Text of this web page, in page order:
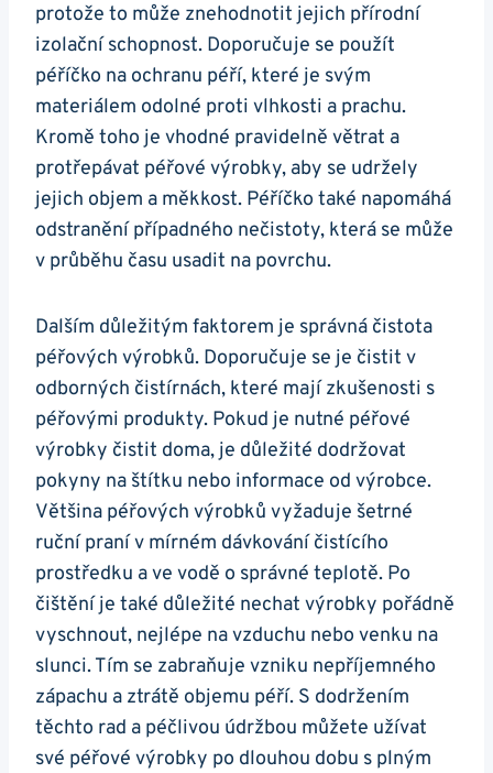
protože to může znehodnotit jejich přírodní
izolační schopnost. Doporučuje se použít
péříčko na ochranu péří, které je svým
materiálem odolné proti vlhkosti a prachu.
Kromě toho je vhodné pravidelně větrat a
protřepávat péřové výrobky, aby se udržely
jejich objem a měkkost. Péříčko také napomáhá
odstranění případného nečistoty, která se může
v průběhu času usadit na povrchu.
Dalším důležitým faktorem je správná čistota
péřových výrobků. Doporučuje se je čistit v
odborných čistírnách, které mají zkušenosti s
péřovými produkty. Pokud je nutné péřové
výrobky čistit doma, je důležité dodržovat
pokyny na štítku nebo informace od výrobce.
Většina péřových výrobků vyžaduje šetrné
ruční praní v mírném dávkování čistícího
prostředku a ve vodě o správné teplotě. Po
čištění je také důležité nechat výrobky pořádně
vyschnout, nejlépe na vzduchu nebo venku na
slunci. Tím se zabraňuje vzniku nepříjemného
zápachu a ztrátě objemu péří. S dodržením
těchto rad a péčlivou údržbou můžete užívat
své péřové výrobky po dlouhou dobu s plným